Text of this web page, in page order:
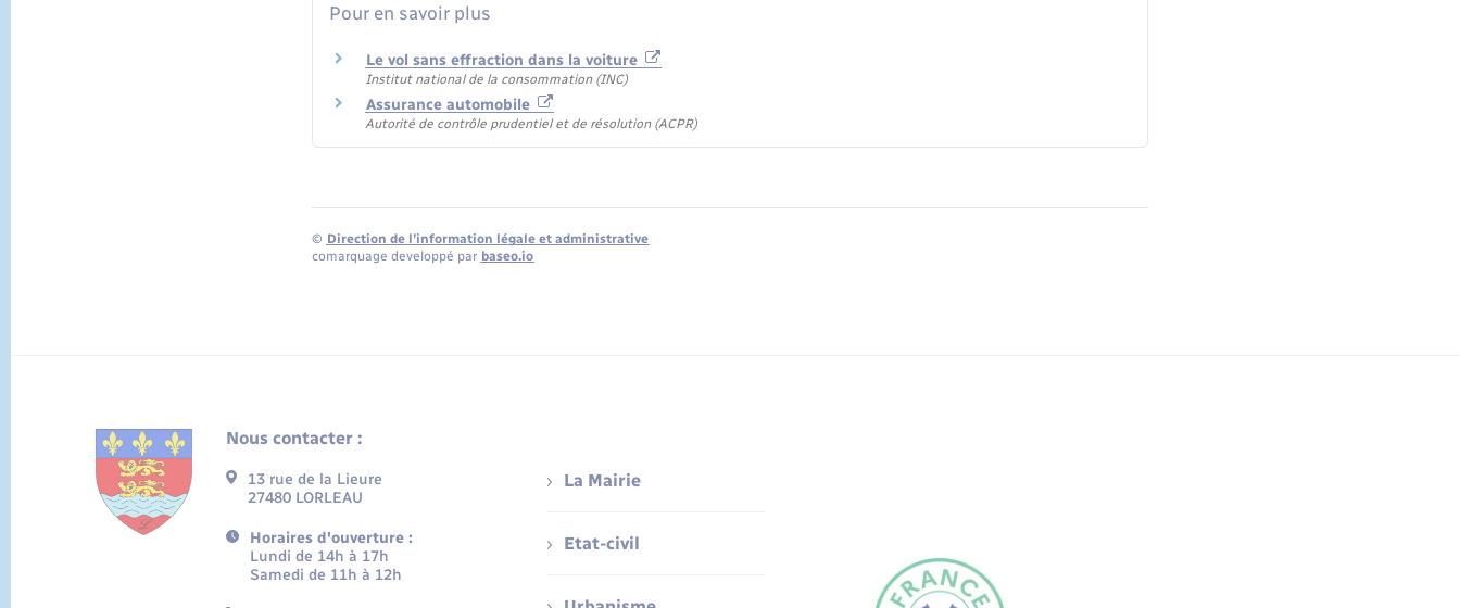
Pour en savoir plus
Le vol sans effraction dans la voiture
Institut national de la consommation (INC)
Assurance automobile
Autorité de contrôle prudentiel et de résolution (ACPR)
© Direction de l’information légale et administrative
comarquage developpé par baseo.io
Nous contacter :
13 rue de la Lieure
27480 LORLEAU
Horaires d'ouverture :
Lundi de 14h à 17h
Samedi de 11h à 12h
La Mairie
Etat-civil